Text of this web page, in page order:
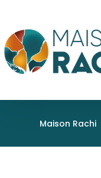
Maison Rachi